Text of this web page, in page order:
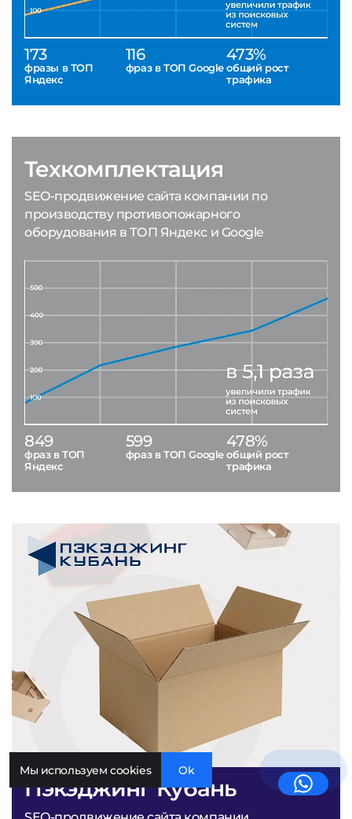
173
фразы в ТОП
Яндекс
116
фраз в ТОП Google
473%
общий рост
трафика
Пэкэджинг Кубань
Техкомплектация
SEO-продвижение сайта компании по
производству противопожарного
оборудования в ТОП Яндекс и Google
849
фраз в ТОП
Яндекс
599
фраз в ТОП Google
478%
общий рост
трафика
Мы используем cookies Ok